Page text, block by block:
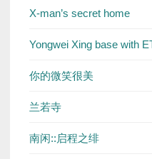
X-man’s secret home
Yongwei Xing base with
你的微笑很美
兰若寺
南闲::启程之绯